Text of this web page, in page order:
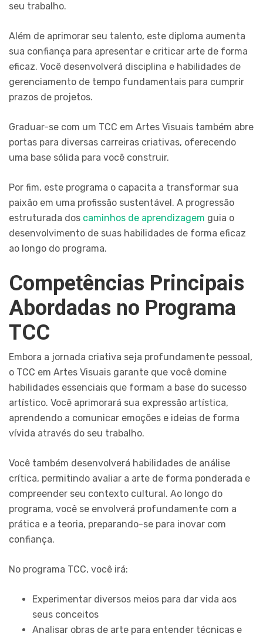
seu trabalho.
Além de aprimorar seu talento, este diploma aumenta
sua confiança para apresentar e criticar arte de forma
eficaz. Você desenvolverá disciplina e habilidades de
gerenciamento de tempo fundamentais para cumprir
prazos de projetos.
Graduar-se com um TCC em Artes Visuais também abre
portas para diversas carreiras criativas, oferecendo
uma base sólida para você construir.
Por fim, este programa o capacita a transformar sua
paixão em uma profissão sustentável. A progressão
estruturada dos caminhos de aprendizagem guia o
desenvolvimento de suas habilidades de forma eficaz
ao longo do programa.
Competências Principais
Abordadas no Programa
TCC
Embora a jornada criativa seja profundamente pessoal,
o TCC em Artes Visuais garante que você domine
habilidades essenciais que formam a base do sucesso
artístico. Você aprimorará sua expressão artística,
aprendendo a comunicar emoções e ideias de forma
vívida através do seu trabalho.
Você também desenvolverá habilidades de análise
crítica, permitindo avaliar a arte de forma ponderada e
compreender seu contexto cultural. Ao longo do
programa, você se envolverá profundamente com a
prática e a teoria, preparando-se para inovar com
confiança.
No programa TCC, você irá:
Experimentar diversos meios para dar vida aos
seus conceitos
Analisar obras de arte para entender técnicas e